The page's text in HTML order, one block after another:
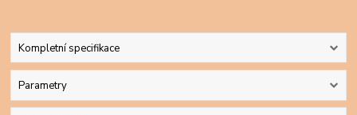
Kompletní specifikace
Parametry